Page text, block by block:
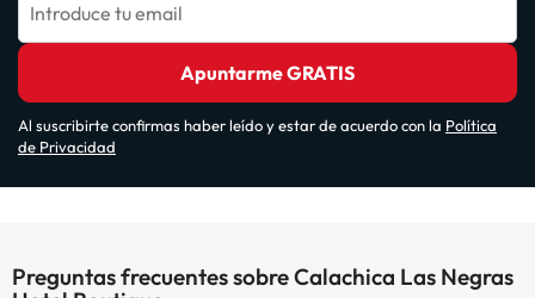
Introduce tu email
Apuntarme GRATIS
Al suscribirte confirmas haber leído y estar de acuerdo con la Política
de Privacidad
Preguntas frecuentes sobre Calachica Las Negras